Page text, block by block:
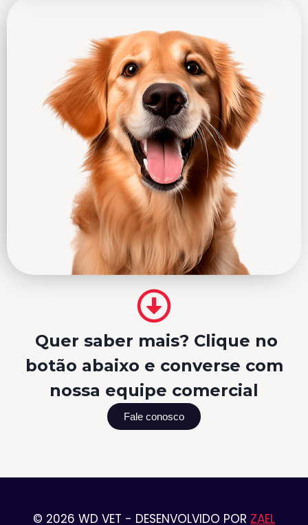
Quer saber mais? Clique no
botão abaixo e converse com
nossa equipe comercial
Fale conosco
© 2026 WD VET - DESENVOLVIDO POR ZAEL